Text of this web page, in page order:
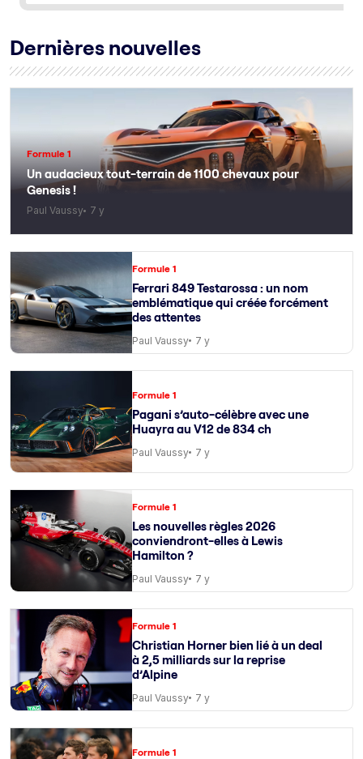
Dernières nouvelles
Formule 1
Un audacieux tout-terrain de 1100 chevaux pour
Genesis !
Paul Vaussy 7 y
Formule 1
Ferrari 849 Testarossa : un nom
emblématique qui créée forcément
des attentes
Paul Vaussy 7 y
Formule 1
Pagani s’auto-célèbre avec une
Huayra au V12 de 834 ch
Paul Vaussy 7 y
Formule 1
Les nouvelles règles 2026
conviendront-elles à Lewis
Hamilton ?
Paul Vaussy 7 y
Formule 1
Christian Horner bien lié à un deal
à 2,5 milliards sur la reprise
d’Alpine
Paul Vaussy 7 y
Formule 1